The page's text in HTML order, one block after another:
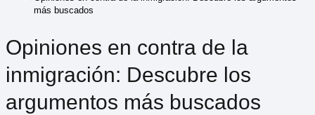
más buscados
Opiniones en contra de la
inmigración: Descubre los
argumentos más buscados